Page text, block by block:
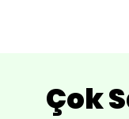
Çok